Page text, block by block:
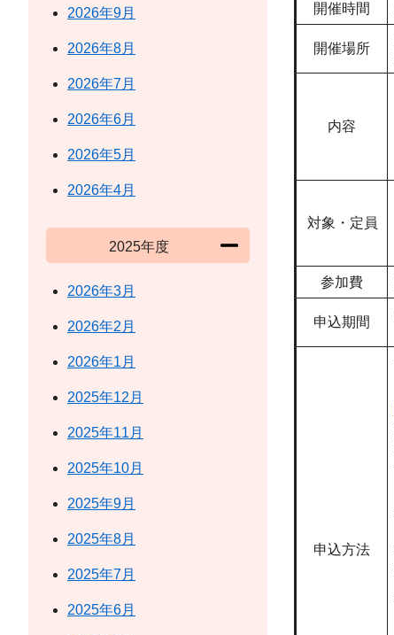
開催時間
開催場所
内容
対象・定員
参加費
申込期間
申込方法
2026年9月
2026年8月
2026年7月
2026年6月
2026年5月
2026年4月
2025年度
2026年3月
2026年2月
2026年1月
2025年12月
2025年11月
2025年10月
2025年9月
2025年8月
2025年7月
2025年6月